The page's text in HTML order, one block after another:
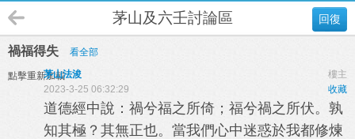
回復
茅山及六壬討論區
禍福得失 看全部
點擊重新加載 樓主
茅山法浚
收藏
2023-3-25 06:32:29
道德經中說：禍兮福之所倚；福兮禍之所伏。孰
知其極？其無正也。當我們心中迷惑於我都修煉